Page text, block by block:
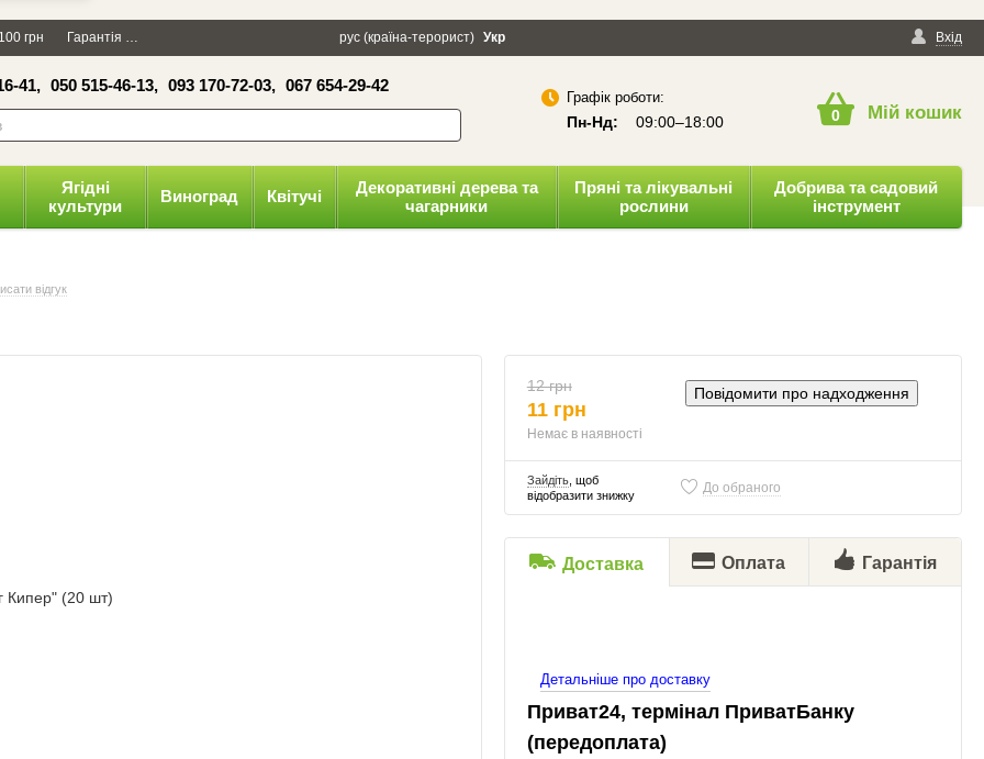
×
грн Гарантія Політика конфіденційності Вхід
рус (країна-терорист) Укр
41, 050 515-46-13, 093 170-72-03, 067 654-29-42
Графік роботи:
Пн-Нд: 09:00–18:00 0 Мій кошик
Ягідні
культури
Виноград Квітучі
Декоративні дерева та
чагарники
Пряні та лікувальні
рослини
Добрива та садовий
інструмент
відгук
12 грн
11 грн
Немає в наявності
Повідомити про надходження
Зайдіть, щоб
відобразити знижку
До обраного
Доставка Оплата Гарантія
Детальніше про доставку
Приват24, термінал ПриватБанку
(передоплата)